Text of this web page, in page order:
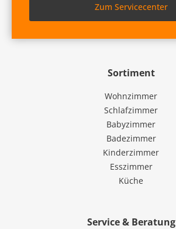
Sortiment
Wohnzimmer
Schlafzimmer
Babyzimmer
Badezimmer
Kinderzimmer
Esszimmer
Küche
Service & Beratung
Zum Servicecenter